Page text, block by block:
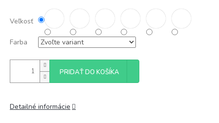
Veľkosť
Farba
PRIDAŤ DO KOŠÍKA
Detailné informácie